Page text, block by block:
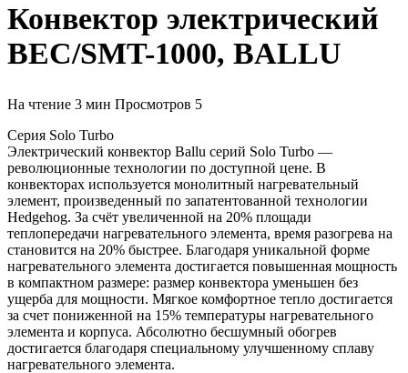
Конвектор электрический
BEC/SMT-1000, BALLU
На чтение 3 мин Просмотров 5
Серия Solo Turbo
Электрический конвектор Ballu серий Solo Turbo —
революционные технологии по доступной цене. В
конвекторах используется монолитный нагревательный
элемент, произведенный по запатентованной технологии
Hedgehog. За счёт увеличенной на 20% площади
теплопередачи нагревательного элемента, время разогрева на
становится на 20% быстрее. Благодаря уникальной форме
нагревательного элемента достигается повышенная мощность
в компактном размере: размер конвектора уменьшен без
ущерба для мощности. Мягкое комфортное тепло достигается
за счет пониженной на 15% температуры нагревательного
элемента и корпуса. Абсолютно бесшумный обогрев
достигается благодаря специальному улучшенному сплаву
нагревательного элемента.